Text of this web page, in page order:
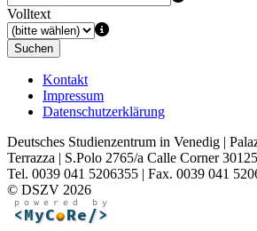
Volltext
Suchen
Kontakt
Impressum
Datenschutzerklärung
Deutsches Studienzentrum in Venedig |
Terrazza | S.Polo 2765/a Calle Corner
Tel. 0039 041 5206355 | Fax. 0039 041
© DSZV 2026